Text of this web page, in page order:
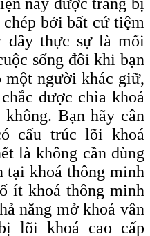
bởi bất cứ tiệm
đây thực sự là mối
sống đôi khi bạn
một người khác giữ,
được chìa khoá
Bạn hãy cân
cấu trúc lõi khoá
là không cần dùng
tại khoá thông minh
ít khoá thông minh
năng mở khoá vân
lõi khoá cao cấp